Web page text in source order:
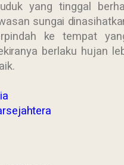
yang tinggal
sungai
ke tempat
berlaku hujan